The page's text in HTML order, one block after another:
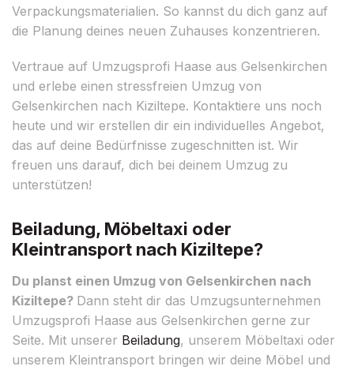
Verpackungsmaterialien. So kannst du dich ganz auf
die Planung deines neuen Zuhauses konzentrieren.
Vertraue auf Umzugsprofi Haase aus Gelsenkirchen
und erlebe einen stressfreien Umzug von
Gelsenkirchen nach Kiziltepe. Kontaktiere uns noch
heute und wir erstellen dir ein individuelles Angebot,
das auf deine Bedürfnisse zugeschnitten ist. Wir
freuen uns darauf, dich bei deinem Umzug zu
unterstützen!
Beiladung, Möbeltaxi oder
Kleintransport nach Kiziltepe?
Du planst einen Umzug von Gelsenkirchen nach
Kiziltepe? Dann steht dir das Umzugsunternehmen
Umzugsprofi Haase aus Gelsenkirchen gerne zur
Seite. Mit unserer Beiladung, unserem Möbeltaxi oder
unserem Kleintransport bringen wir deine Möbel und